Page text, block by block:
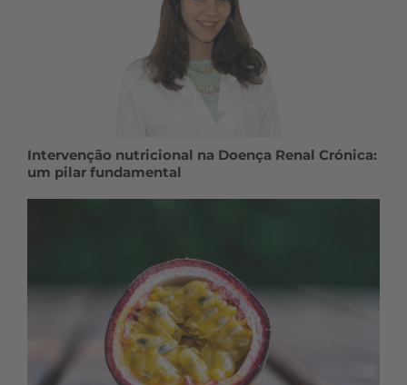
Intervenção nutricional na Doença Renal Crónica:
um pilar fundamental